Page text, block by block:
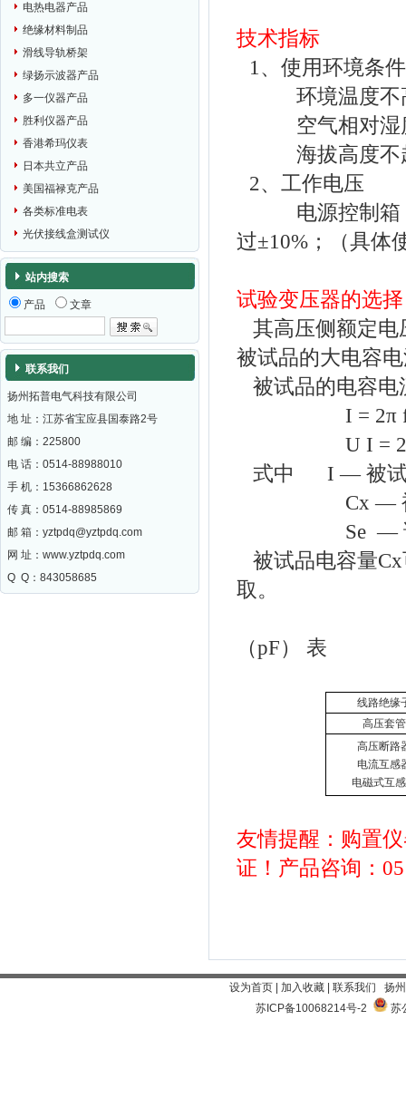
电热电器产品
绝缘材料制品
滑线导轨桥架
绿扬示波器产品
多一仪器产品
胜利仪器产品
香港希玛仪表
日本共立产品
美国福禄克产品
各类标准电表
光伏接线盒测试仪
站内搜索
产品 文章
联系我们
扬州拓普电气科技有限公司
地 址：江苏省宝应县国泰路2号
邮 编： 225800
电 话：0514-88988010
手 机：15366862628
传 真：0514-88985869
邮 箱： yztpdq@yztpdq.com
网 址： www.yztpdq.com
Q Q：843058685
技术指标
1 、使用环境条件
环境温度不
空气相对
海拔高度不
2、工作电压
电源控制
过±10% ；（具体
试验变压器的选择
其高压侧额定
被试品的大电容
被试品的电容电
I = 2π
U I = 2
式中
I— 被
Cx—
Se —
被试品电容量Cx
取。
（pF） 表
线路绝缘
高压套管
高压断路
电流互感
电磁式互
友情提醒：购置
证！产品咨询：
设为首页 | 加入收藏 | 联系我们 扬
苏ICP备10068214号-2
苏